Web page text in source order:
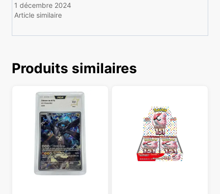
1 décembre 2024
Article similaire
Produits similaires